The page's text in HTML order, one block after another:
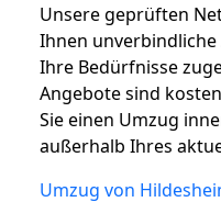
Unsere geprüften
Ihnen
Ihre Bedürfnisse
Angebote sind
Sie einen Umzug
außerhalb Ihres
Umzug von